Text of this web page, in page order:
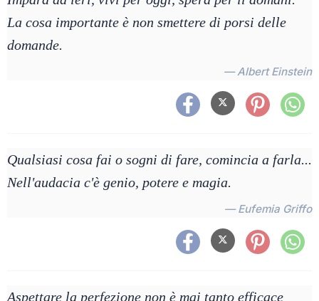
La cosa importante è non smettere di porsi delle
domande.
— Albert Einstein
Qualsiasi cosa fai o sogni di fare, comincia a farla...
Nell'audacia c'è genio, potere e magia.
— Eufemia Griffo
Aspettare la perfezione non è mai tanto efficace